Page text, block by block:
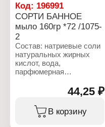
Код: 196991
СОРТИ БАННОЕ
мыло 160гр *72 /1075-
2
Состав: натриевые соли
натуральных жирных
кислот, вода,
парфюмерная
вещества
отбеливающие.
44,25 ₽
В корзину